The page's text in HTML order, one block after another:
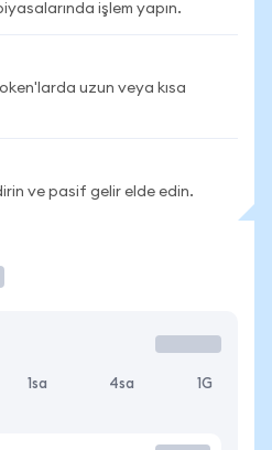
işlem yapın.
uzun veya kısa
ve pasif gelir elde edin.
1sa 4sa 1G